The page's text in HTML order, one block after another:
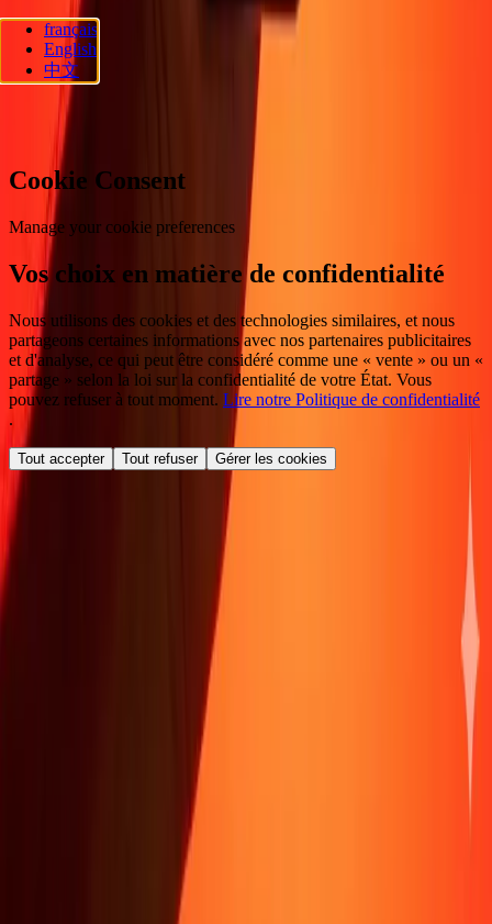
Ria Lithuania UAB. © 2026 Dandelion Payments, Inc. Tous droits
réservés.
Préférences en matière de cookies
français
English
中文
Cookie Consent
Manage your cookie preferences
Vos choix en matière de confidentialité
Nous utilisons des cookies et des technologies similaires, et nous
partageons certaines informations avec nos partenaires publicitaires
et d'analyse, ce qui peut être considéré comme une « vente » ou un «
partage » selon la loi sur la confidentialité de votre État. Vous
pouvez refuser à tout moment. Lire notre Politique de confidentialité
.
Tout accepter Tout refuser Gérer les cookies